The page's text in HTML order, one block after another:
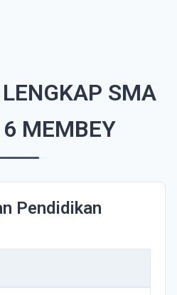
SMA
6 MEMBEY
Pendidikan